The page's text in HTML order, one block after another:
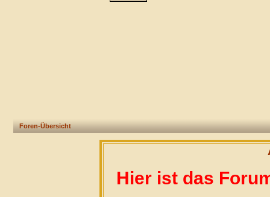
Foren-Übersicht
Hier ist das